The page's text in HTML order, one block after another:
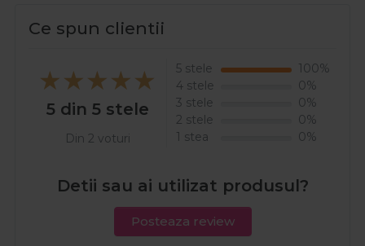
Ce spun clientii
5 din 5 stele
Din 2 voturi
5 stele
100%
4 stele
0%
3 stele
0%
2 stele
0%
1 stea
0%
Detii sau ai utilizat produsul?
Posteaza review